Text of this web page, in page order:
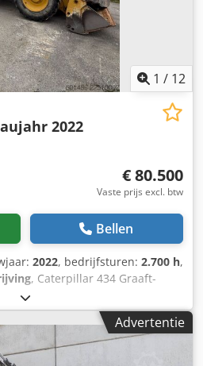
1 / 12
2022
€ 80.500
Vaste prijs excl. btw
Bellen
2022, bedrijfsturen: 2.700 h,
, Caterpillar 434 Graaft-
Modelnummer: 434 *
Tqwspef * Bedrijfsgewicht:
Advertentie